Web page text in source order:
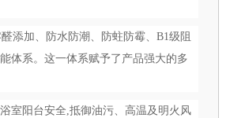
添加、防水防潮、防蛀防霉、B1级阻
体系。这一体系赋予了产品强大的多
室阳台安全,抵御油污、高温及明火风